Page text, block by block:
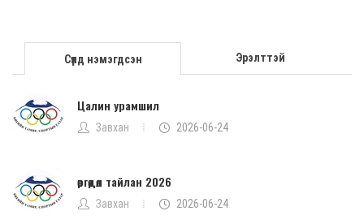
Сүүлд нэмэгдсэн Эрэлттэй
Цалин урамшил
Завхан 2026-06-24
өргөдөл тайлан 2026
Завхан 2026-06-24